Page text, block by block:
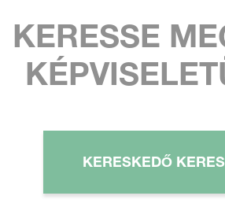
KERESSE
KERESKEDŐ